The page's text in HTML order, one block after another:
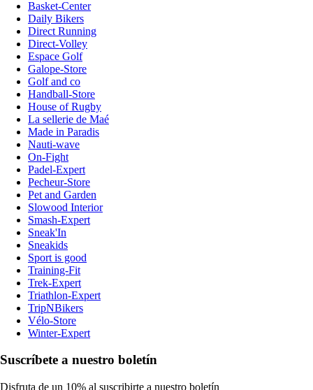
Basket-Center
Daily Bikers
Direct Running
Direct-Volley
Espace Golf
Galope-Store
Golf and co
Handball-Store
House of Rugby
La sellerie de Maé
Made in Paradis
Nauti-wave
On-Fight
Padel-Expert
Pecheur-Store
Pet and Garden
Slowood Interior
Smash-Expert
Sneak'In
Sneakids
Sport is good
Training-Fit
Trek-Expert
Triathlon-Expert
TripNBikers
Vélo-Store
Winter-Expert
Suscríbete a nuestro boletín
Disfruta de un 10% al suscribirte a nuestro boletín